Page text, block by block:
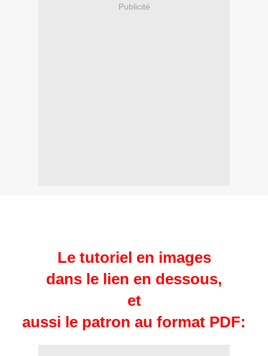
Publicité
Le tutoriel en images
dans le lien en dessous,
et
aussi le patron au format PDF: